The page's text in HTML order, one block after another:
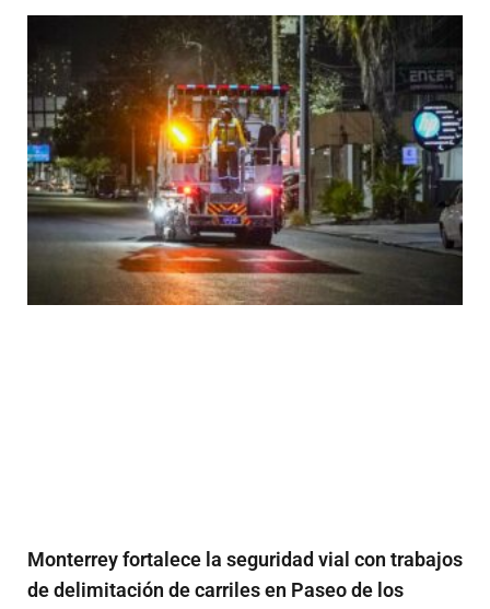
Monterrey fortalece la seguridad vial con trabajos
de delimitación de carriles en Paseo de los